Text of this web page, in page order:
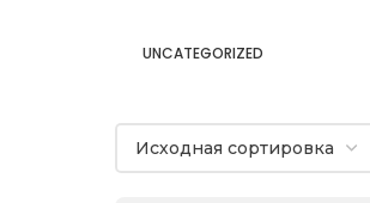
UNCATEGORIZED